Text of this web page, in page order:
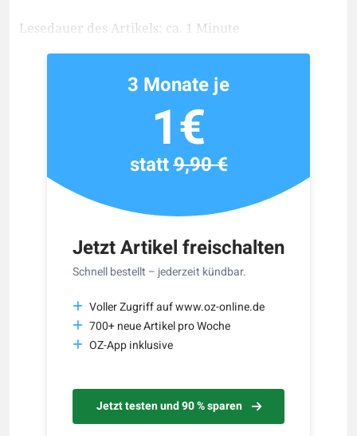
Lesedauer des Artikels: ca. 1 Minute
Jetzt Artikel freischalten
Schnell bestellt – jederzeit kündbar.
Voller Zugriff auf www.oz-online.de
700+ neue Artikel pro Woche
OZ-App inklusive
Jetzt testen und 90 % sparen
3 Monate je
1€
statt9,90 €